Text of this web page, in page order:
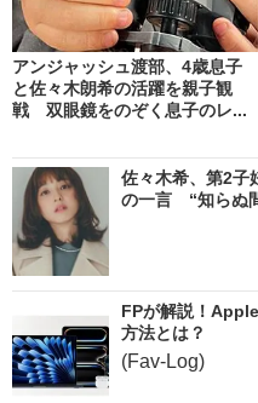
アンジャッシュ渡部、4歳息子
と佐々木朗希の活躍を親子観
戦 双眼鏡をのぞく息子のレ...
佐々木希、第2子
の一言 “知らぬ
FPが解説！
方法とは？
(Fav-Log)